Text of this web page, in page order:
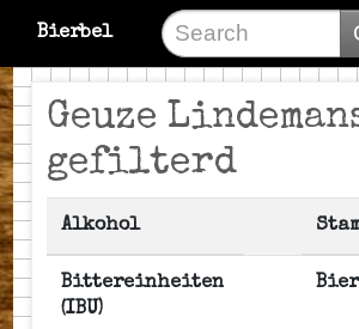
Bierbel
Geuze
gefilterd
Alkohol
Bittereinheiten
(IBU)